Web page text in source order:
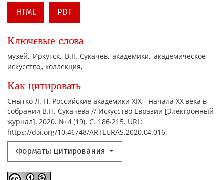
HTML PDF
Ключевые слова
музей, Иркутск, В.П. Сукачёв, академики, академическое
искусство, коллекция,
Как цитировать
Снытко Л. Н. Российские академики XIX – начала XX века в
собрании В.П. Сукачёва // Искусство Евразии [Электронный
журнал]. 2020. № 4 (19). С. 186-215. URL:
https://doi.org/10.46748/ARTEURAS.2020.04.016.
Форматы цитирования